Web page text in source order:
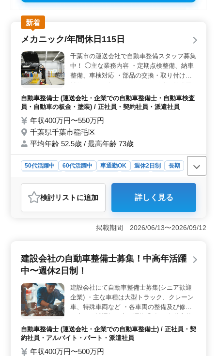
新着
メカニック/年間休日115日
千葉市の運送会社で自動車整備スタッフ募集
中！ ◯主な業務内容 ・定期点検整備、納車
整備、車検対応 ・部品の交換・取り付け・
務全般 ・お客さんの見積もり対応 ・カーナ
ビ・ETCの設置 ・オーディオ・ナビ等の取
い！ ＊賞与あり ＊昇給制度あり ＊車通勤
OK ＊無料駐車場あり ＊50歳以上活躍中
自動車整備士 (運送会社・企業での自動車整備士・自動車検査
員・自動車の板金・塗装) / 正社員・契約社員・派遣社員
年収400万円〜550万円
千葉県千葉市稲毛区
平均年齢 52.5歳 / 最高年齢 73歳
50代活躍中 60代活躍中 車通勤OK 週休2日制
長期
おすすめポイント
＜安定した職場環境＞ 年間休日115日と、プライベート
も大切にできる環境が魅力です。シニア世代の方が活躍
しており、年齢に関係なく働ける職場なので、安定感が
問われません。長年のスキルを活かし、さらにキャリア
アップが可能です。 ＜福利厚生が充実＞ 賞与は年2
もOKで、無料駐車場完備。通勤も便利です。
検討リスト に追加 詳しく見る
掲載期間 2026/06/13〜2026/09/12
建設会社の自動車整備士募集！中高年活躍
中〜週休2日制！
建設会社にて自動車整備士募集(シニア歓迎
企業) ・主な車種は大型トラック、クレーン
車、特殊車両など ・各車両の整備及び修理
・車両の試運転・車両運搬業務 ＊自動車整
備士経験者募集中！ ＊50代の方も活躍中で
す！ ＊皆様のご応募をお待ちしておりま
自動車整備士 (運送会社・企業での自動車整備士) / 正社員・契
約社員・アルバイト・パート・派遣社員
年収400万円〜500万円